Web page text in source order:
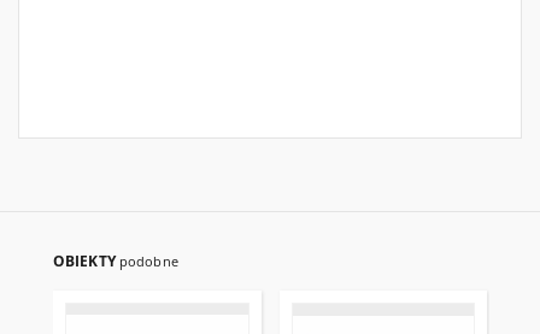
OBIEKTY podobne